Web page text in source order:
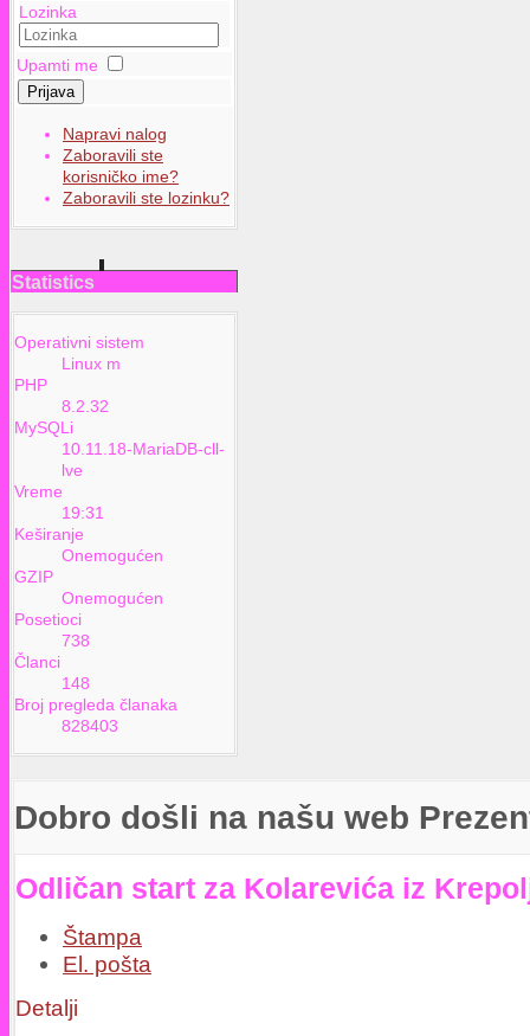
Lozinka
Upamti me
Prijava
Napravi nalog
Zaboravili ste
korisničko ime?
Zaboravili ste lozinku?
Statistics
Operativni sistem
Linux m
PHP
8.2.32
MySQLi
10.11.18-MariaDB-cll-
lve
Vreme
19:31
Keširanje
Onemogućen
GZIP
Onemogućen
Posetioci
738
Članci
148
Broj pregleda članaka
828403
Dobro došli na našu web
Odličan start za Kolarevića iz
Štampa
El. pošta
Detalji